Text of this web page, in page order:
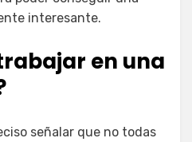
interesante.
en una
señalar que no todas